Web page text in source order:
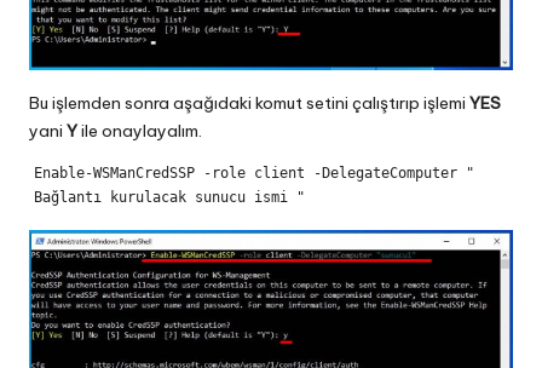
Bu işlemden sonra aşağıdaki komut setini çalıştırıp işlemi YES
yani Yile onaylayalım.
Enable-WSManCredSSP -role client -DelegateComputer "
Bağlantı kurulacak sunucu ismi "